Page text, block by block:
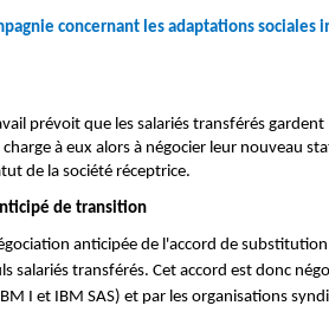
concernant les adaptations sociales
prévoit que les salariés transférés
à eux alors à négocier leur nouveau
de la société réceptrice.
de transition
anticipée de l'accord de
salariés transférés. Cet accord est donc
I et IBM SAS) et par les organisations